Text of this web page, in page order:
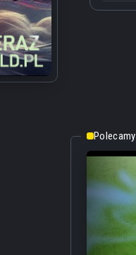
Polecamy